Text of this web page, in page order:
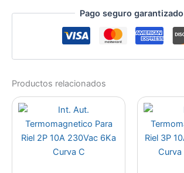
Pago seguro garantizado
Productos relacionados